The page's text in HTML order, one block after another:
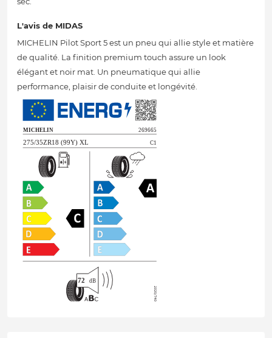
L'avis de MIDAS
MICHELIN Pilot Sport 5 est un pneu qui allie style et matière
de qualité. La finition premium touch assure un look
élégant et noir mat. Un pneumatique qui allie
performance, plaisir de conduite et longévité.